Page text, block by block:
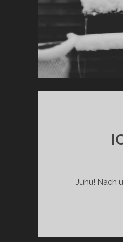
Juhu! Nach